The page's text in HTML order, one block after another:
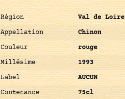
Région
Val de Loire
Appellation
Chinon
Couleur
rouge
Millésime
1993
Label
AUCUN
Contenance
75cl